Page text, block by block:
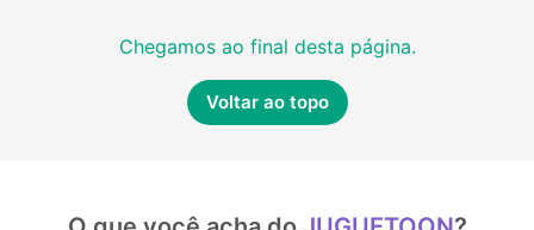
Chegamos ao final desta página.
Voltar ao topo